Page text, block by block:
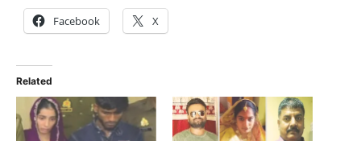
Facebook X
Related